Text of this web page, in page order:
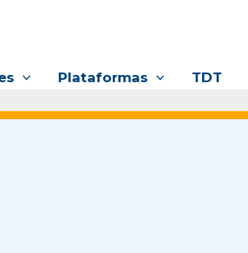
Plataformas TDT